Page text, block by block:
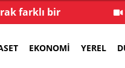
farklı bir
öneriyoruz
EKONOMI YEREL